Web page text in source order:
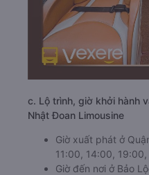
c. Lộ trình, giờ khởi hành
Nhật Đoan Limousine
Giờ xuất phát ở
11:00, 14:00, 19:00,
Giờ đến nơi ở Bảo